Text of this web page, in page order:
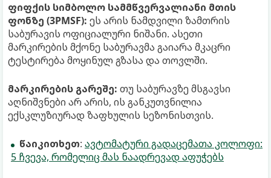
ფიფქის სიმბოლო სამმწვერვალიანი მთის
ფონზე (3PMSF): ეს არის ნამდვილი ზამთრის
საბურავის ოფიციალური ნიშანი. ასეთი
მარკირების მქონე საბურავმა გაიარა მკაცრი
ტესტირება მოყინულ გზასა და თოვლში.
მარკირების გარეშე: თუ საბურავზე მსგავსი
აღნიშვნები არ არის, ის განკუთვნილია
ექსკლუზიურად ზაფხულის სეზონისთვის.
წაიკითხეთ: ავტომატური გადაცემათა კოლოფი:
5 ჩვევა, რომელიც მას ნაადრევად აფუჭებს